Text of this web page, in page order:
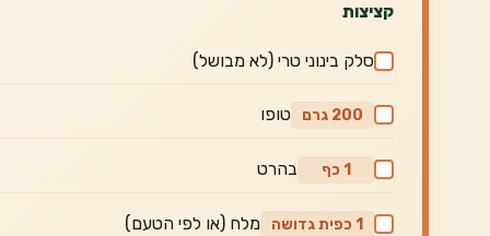
קציצות
סלק בינוני טרי (לא מבושל)
200 גרם טופו
1 כף בהרט
1 כפית גדושה מלח (או לפי הטעם)